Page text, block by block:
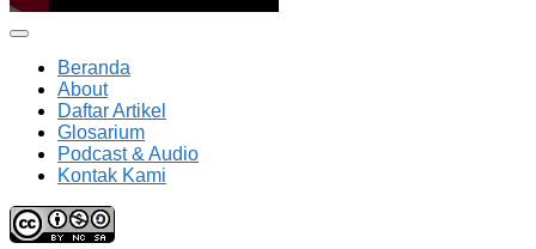
Beranda
About
Daftar Artikel
Glosarium
Podcast & Audio
Kontak Kami